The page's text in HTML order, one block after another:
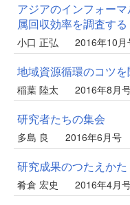
アジアのインフォー
属回収効率を調査する
小口 正弘 2016年10月
地域資源循環のコツ
稲葉 陸太 2016年8月
研究者たちの集会
多島 良 2016年6月号
研究成果のつたえかた
肴倉 宏史 2016年4月